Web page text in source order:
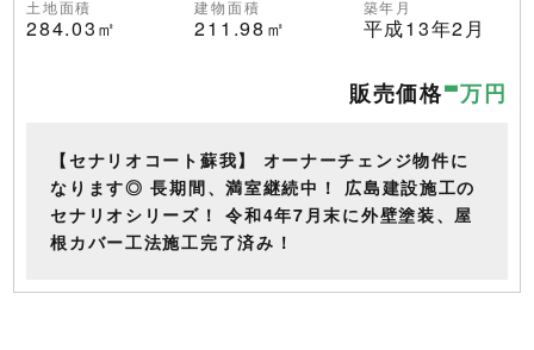
土地面積
284.03㎡
建物面積
211.98㎡
築年月
平成13年2月
販売価格-万円
【セナリオコート蘇我】 オーナーチェンジ物件に
なります◎ 長期間、満室継続中！ 広島建設施工の
セナリオシリーズ！ 令和4年7月末に外壁塗装、屋
根カバー工法施工完了済み！